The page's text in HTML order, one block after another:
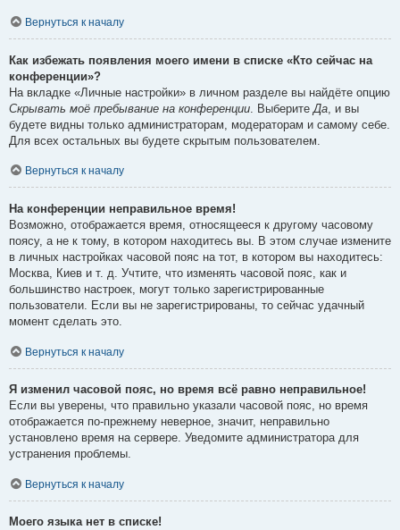
Вернуться к началу
Как избежать появления моего имени в списке «Кто сейчас на
конференции»?
На вкладке «Личные настройки» в личном разделе вы найдёте опцию
Скрывать моё пребывание на конференции . Выберите Да , и вы
будете видны только администраторам, модераторам и самому себе.
Для всех остальных вы будете скрытым пользователем.
Вернуться к началу
На конференции неправильное время!
Возможно, отображается время, относящееся к другому часовому
поясу, а не к тому, в котором находитесь вы. В этом случае измените
в личных настройках часовой пояс на тот, в котором вы находитесь:
Москва, Киев и т. д. Учтите, что изменять часовой пояс, как и
большинство настроек, могут только зарегистрированные
пользователи. Если вы не зарегистрированы, то сейчас удачный
момент сделать это.
Вернуться к началу
Я изменил часовой пояс, но время всё равно неправильное!
Если вы уверены, что правильно указали часовой пояс, но время
отображается по-прежнему неверное, значит, неправильно
установлено время на сервере. Уведомите администратора для
устранения проблемы.
Вернуться к началу
Моего языка нет в списке!